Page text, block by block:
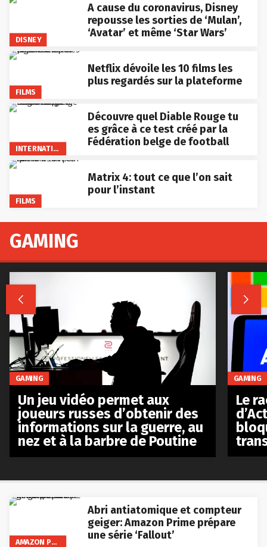
DISNEY
A cause du coronavirus, Disney
repousse les sorties de ‘Mulan’,
‘Avatar’ et même ‘Star Wars’
FILMS
Netflix dévoile les 10 films les
plus regardés sur la plateforme
INTERNATIONAL
Découvre quel Diable Rouge tu
es grâce à ce test créé par la
Fédération belge de football
FILMS
Matrix 4: tout ce que l’on sait
pour l’instant
AMAZON PRIME VIDEO
Abri antiatomique et compteur
geiger: Amazon Prime prépare
une série ‘Fallout’
GAMING
 
GAMING
Un jeu vidéo permet aux
joueurs russes d’obtenir des
informations sur la guerre, au
nez et à la barbre de Poutine
GAMING
Le